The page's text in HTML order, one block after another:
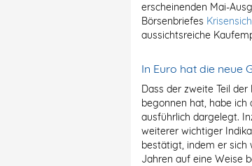
erscheinenden Mai-
Börsenbriefes
aussichtsreiche
In Euro hat die neue
Dass der zweite Teil
begonnen hat, habe
ausführlich dargelegt.
weiterer wichtiger
bestätigt, indem er sich
Jahren auf eine Weise